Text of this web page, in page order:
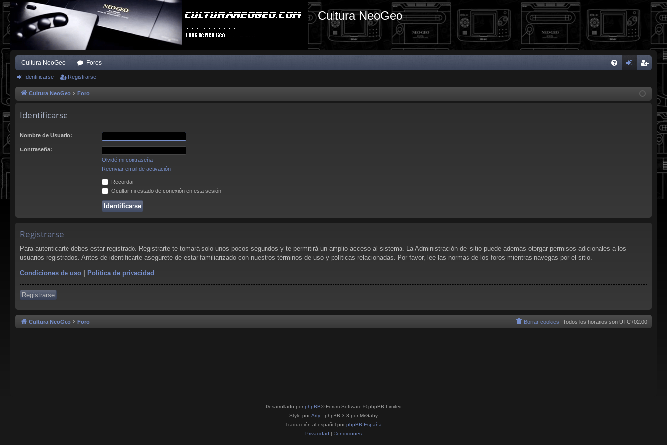
Cultura NeoGeo
Cultura NeoGeo Foros
ist
Identificarse Registrarse
Cultura NeoGeo Foro
Identificarse
Nombre de Usuario:
Contraseña:
Olvidé mi contraseña
Reenviar email de activación
Recordar
Ocultar mi estado de conexión en esta sesión
Registrarse
Para autenticarte debes estar registrado. Registrarte te tomará solo unos pocos segundos y te permitirá un amplio acceso al sistema. La Administración del sitio puede además otorgar permisos adicionales a los
usuarios registrados. Antes de identificarte asegúrete de estar familiarizado con nuestros términos de uso y políticas relacionadas. Por favor, lee las normas de los foros mientras navegas por el sitio.
Condiciones de uso | Política de privacidad
Registrarse
Cultura NeoGeo Foro Todos los horarios son UTC+02:00
Borrar cookies
Desarrollado por phpBB® Forum Software © phpBB Limited
Style por Arty - phpBB 3.3 por MrGaby
Traducción al español por phpBB España
Privacidad | Condiciones